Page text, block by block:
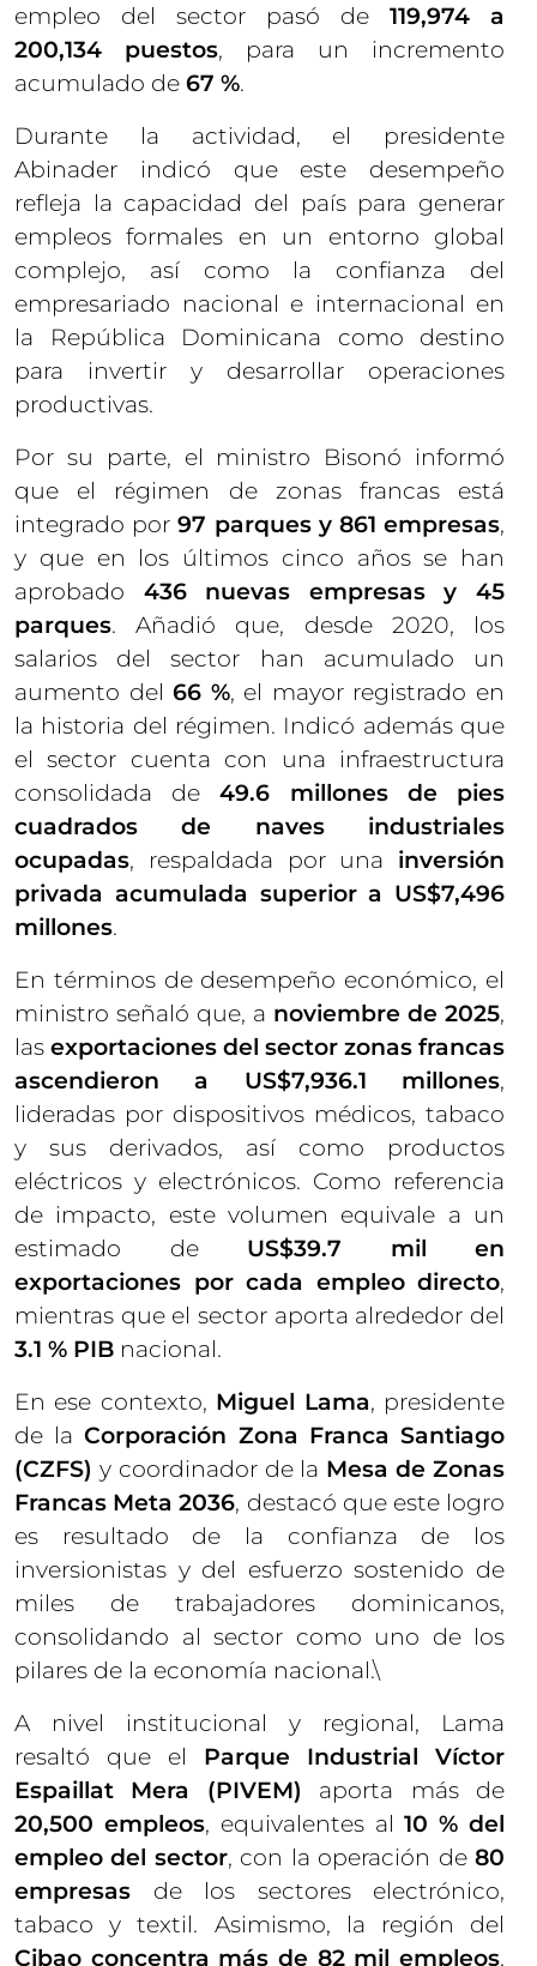
empleo del sector pasó de 119,974 a
200,134 puestos, para un incremento
acumulado de 67 %.
Durante la actividad, el presidente
Abinader indicó que este desempeño
refleja la capacidad del país para generar
empleos formales en un entorno global
complejo, así como la confianza del
empresariado nacional e internacional en
la República Dominicana como destino
para invertir y desarrollar operaciones
productivas.
Por su parte, el ministro Bisonó informó
que el régimen de zonas francas está
integrado por97 parques y 861 empresas,
y que en los últimos cinco años se han
aprobado 436 nuevas empresas y 45
parques. Añadió que, desde 2020, los
salarios del sector han acumulado un
aumento del66 %, el mayor registrado en
la historia del régimen. Indicó además que
el sector cuenta con una infraestructura
consolidada de49.6 millones de pies
cuadrados de naves industriales
ocupadas, respaldada por una inversión
privada acumulada superior a US$7,496
millones.
En términos de desempeño económico, el
ministro señaló que, a noviembre de 2025,
las exportaciones del sector zonas francas
ascendieron a US$7,936.1 millones,
lideradas por dispositivos médicos, tabaco
y sus derivados, así como productos
eléctricos y electrónicos. Como referencia
de impacto, este volumen equivale a un
estimado de US$39.7 mil en
exportaciones por cada empleo directo,
mientras que el sector aporta alrededor del
3.1 % PIB nacional.
En ese contexto, Miguel Lama, presidente
de laCorporación Zona Franca Santiago
(CZFS) y coordinador de la Mesa de Zonas
Francas Meta 2036, destacó que este logro
es resultado de la confianza de los
inversionistas y del esfuerzo sostenido de
miles de trabajadores dominicanos,
consolidando al sector como uno de los
pilares de la economía nacional.\
A nivel institucional y regional, Lama
resaltó que el Parque Industrial Víctor
Espaillat Mera (PIVEM) aporta más de
20,500 empleos, equivalentes al10 % del
empleo del sector, con la operación de80
empresas de los sectores electrónico,
tabaco y textil. Asimismo, la región del
Cibao concentra más de 82 mil empleos,